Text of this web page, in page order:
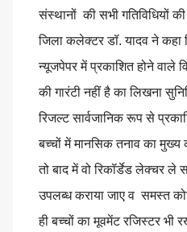
संस्थानों की सभी गतिविधियों
जिला कलेक्टर डॉ. यादव ने कहा
न्यूजपेपर में प्रकाशित होने वाले
की गारंटी नहीं है का लिखना
रिजल्ट सार्वजानिक रूप से
बच्चों में मानसिक तनाव का मुख्य
तो बाद में वो रिकॉर्डेड लेक्चर ले
उपलब्ध कराया जाए व समस्त
ही बच्चों का मूवमेंट रजिस्टर भी